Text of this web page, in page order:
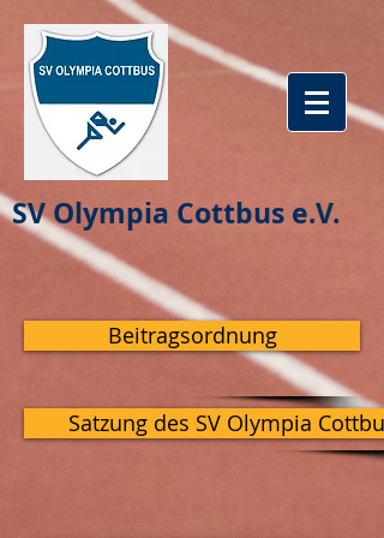
SV Olympia Cottbus e.V.
Beitragsordnung
Satzung des SV Olympia Cottbus